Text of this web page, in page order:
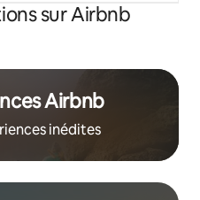
sur Airbnb
Airbnb
inédites